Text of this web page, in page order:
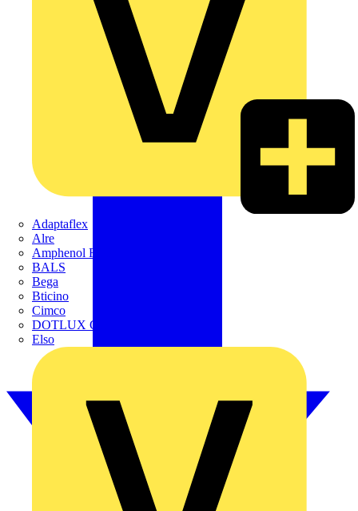
Adaptaflex
Alre
Amphenol FTG
BALS
Bega
Bticino
Cimco
DOTLUX GmbH
Elso